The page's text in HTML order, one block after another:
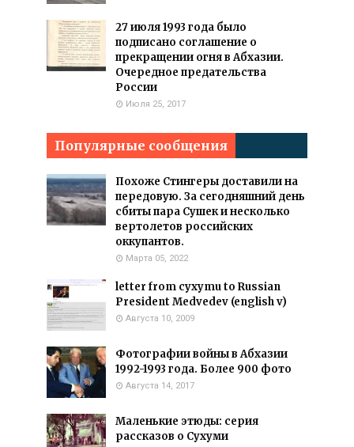
27 июля 1993 года было
подписано соглашение о
прекращении огня в Абхазии.
Очередное предательства
России
Июля 25, 2017
Популярные сообщения
Похоже Стингеры доставили на
передовую. За сегодняшний день
сбиты пара Сушек и несколько
вертолетов российских
оккупантов.
Марта 05, 2022
letter from cyxymu to Russian
President Medvedev (english v)
Августа 10, 2009
Фотографии войны в Абхазии
1992-1993 года. Более 900 фото
Августа 14, 2017
Маленькие этюды: серия
рассказов о Сухуми